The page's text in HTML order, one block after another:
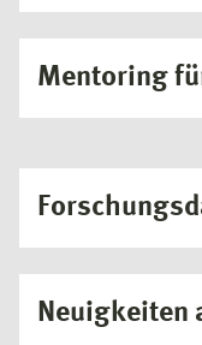
Mentoring
Neuigkeiten